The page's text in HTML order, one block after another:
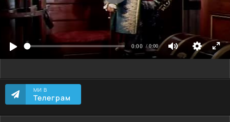
МИ В
Телеграм